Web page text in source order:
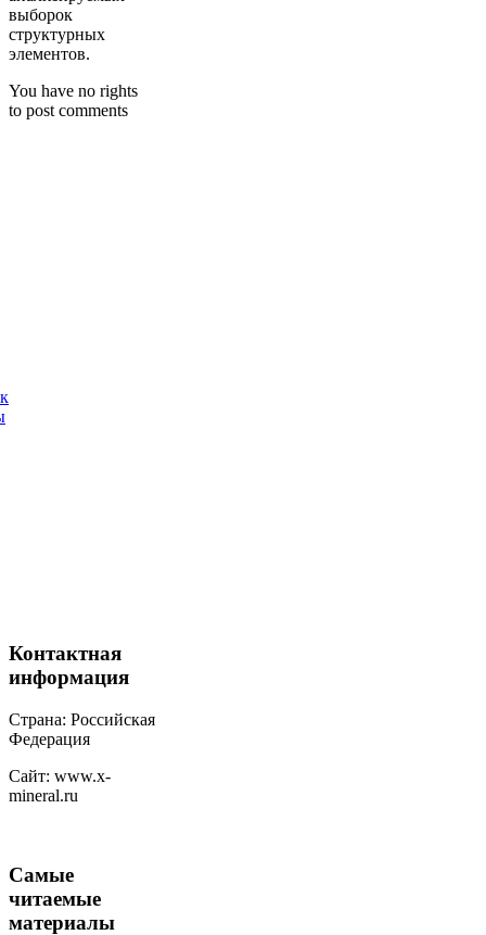
выборок
структурных
элементов.
You have no rights
to post comments
Контактная
информация
Страна: Российская
Федерация
Сайт: www.x-
mineral.ru
Самые
читаемые
материалы